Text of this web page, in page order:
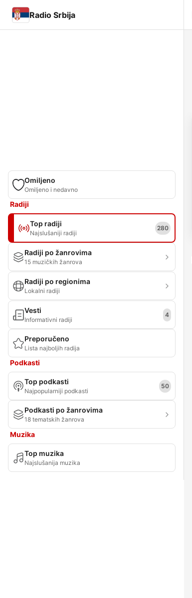
Radio Srbija
Omiljeno
Omiljeno i nedavno
Radiji
Top radiji
Najslušaniji radiji
280
Radiji po žanrovima
15 muzičkih žanrova
Radiji po regionima
Lokalni radiji
Vesti
Informativni radiji
4
Preporučeno
Lista najboljih radija
Podkasti
Top podkasti
Najpopularniji podkasti
50
Podkasti po žanrovima
18 tematskih žanrova
Muzika
Top muzika
Najslušanija muzika